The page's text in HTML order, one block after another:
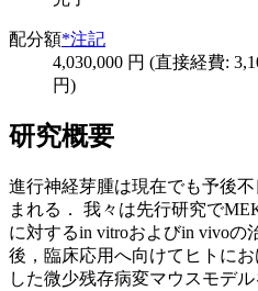
配分額*注記
4,030,000 円 (直接経費:
円)
研究概要
進行神経芽腫は現在でも予後
まれる． 我々は先行研究で
に対するin vitroおよびin vivoの
後，臨床応用へ向けてヒトに
した微少残存病変マウスモデ